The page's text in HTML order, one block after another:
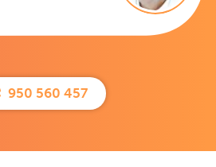
950 560 457